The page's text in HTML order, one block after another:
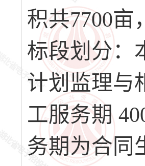
积共7700
标段划分：
计划监理与
工服务期
务期为合同